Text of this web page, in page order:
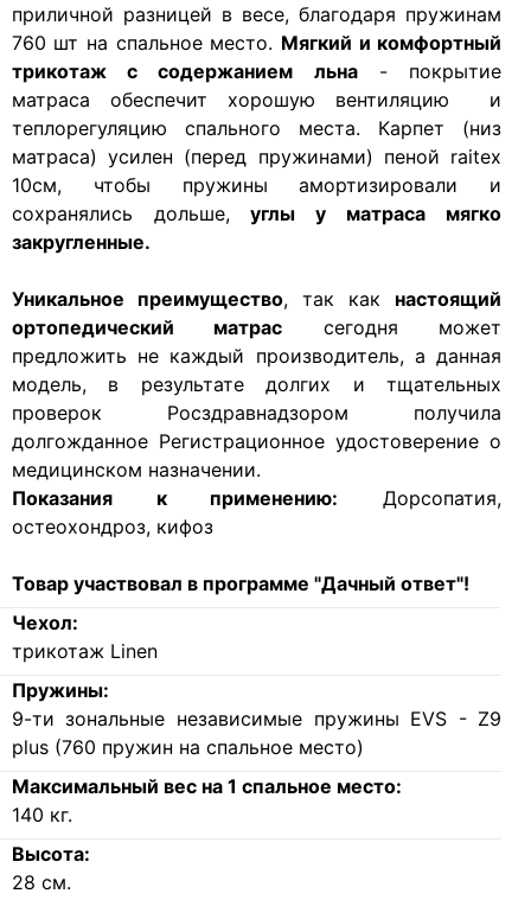
приличной разницей в весе, благодаря пружинам
760 шт на спальное место. Мягкий и комфортный
трикотаж с содержанием льна- покрытие
матраса обеспечит хорошую вентиляцию и
теплорегуляцию спального места. Карпет (низ
матраса) усилен (перед пружинами) пеной raitex
10см, чтобы пружины амортизировали и
сохранялись дольше,углы у матраса мягко
закругленные.
Уникальное преимущество, так как настоящий
ортопедический матрас сегодня может
предложить не каждый производитель, а данная
модель, в результате долгих и тщательных
проверок Росздравнадзором получила
долгожданное Регистрационное удостоверение о
медицинском назначении.
Показания к применению: Дорсопатия,
остеохондроз, кифоз
Товар участвовал в программе "Дачный ответ"!
Чехол:
трикотаж Linen
Пружины:
9-ти зональные независимые пружины EVS - Z9
plus (760 пружин на спальное место)
Максимальный вес на 1 спальное место:
140 кг.
Высота:
28 см.